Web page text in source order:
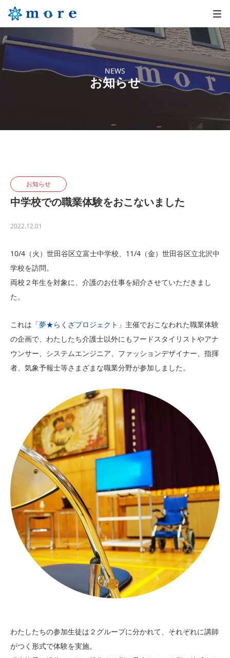
NEWS
お知らせ
お知らせ
中学校での職業体験をおこないました
2022.12.01
10/4（火）世田谷区立富士中学校、11/4（金）世田谷区立北沢中
学校を訪問。
両校２年生を対象に、介護のお仕事を紹介させていただきまし
た。
これは「夢★らくざプロジェクト 」主催でおこなわれた職業体験
の企画で、わたしたち介護士以外にもフードスタイリストやアナ
ウンサー、システムエンジニア、ファッションデザイナー、指揮
者、気象予報士等さまざまな職業分野が参加しました。
わたしたちの参加生徒は２グループに分かれて、それぞれに講師
がつく形式で体験を実施。